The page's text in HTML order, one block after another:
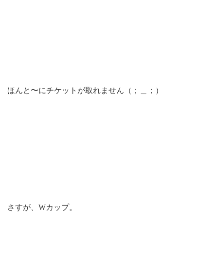
ほんと〜にチケットが取れません（；＿；）
さすが、Wカップ。